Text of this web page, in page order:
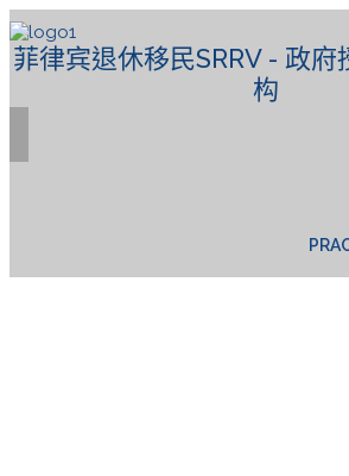
菲律宾退休移民SRRV - 政
构